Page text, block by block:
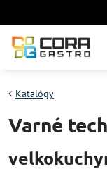
Katalógy
Varné